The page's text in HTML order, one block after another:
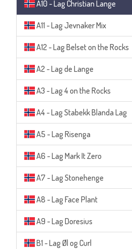
A10 - Lag Christian Lange
A11 - Lag Jevnaker Mix
A12 - Lag Belset on the Rocks
A2 - Lag de Lange
A3 - Lag 4 on the Rocks
A4 - Lag Stabekk Blanda Lag
A5 - Lag Risenga
A6 - Lag Mark It Zero
A7 - Lag Stonehenge
A8 - Lag Face Plant
A9 - Lag Doresius
B1 - Lag Øl og Curl